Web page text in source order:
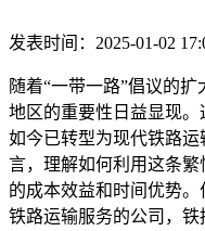
发表时间：2025-01-02
随着“一带一路”倡议的
地区的重要性日益显现。
如今已转型为现代铁路
言，理解如何利用这条
的成本效益和时间优势
铁路运输服务的公司，